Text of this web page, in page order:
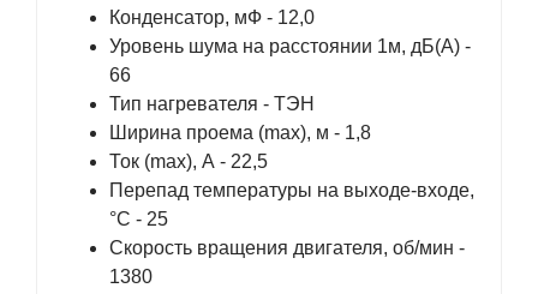
Конденсатор, мФ - 12,0
Уровень шума на расстоянии 1м, дБ(А) -
66
Тип нагревателя - ТЭН
Ширина проема (max), м - 1,8
Ток (max), А - 22,5
Перепад температуры на выходе-входе,
°С - 25
Скорость вращения двигателя, об/мин -
1380